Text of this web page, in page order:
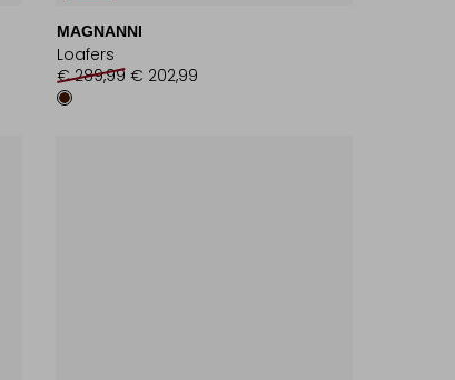
MAGNANNI
Loafers
€ 289,99 € 202,99